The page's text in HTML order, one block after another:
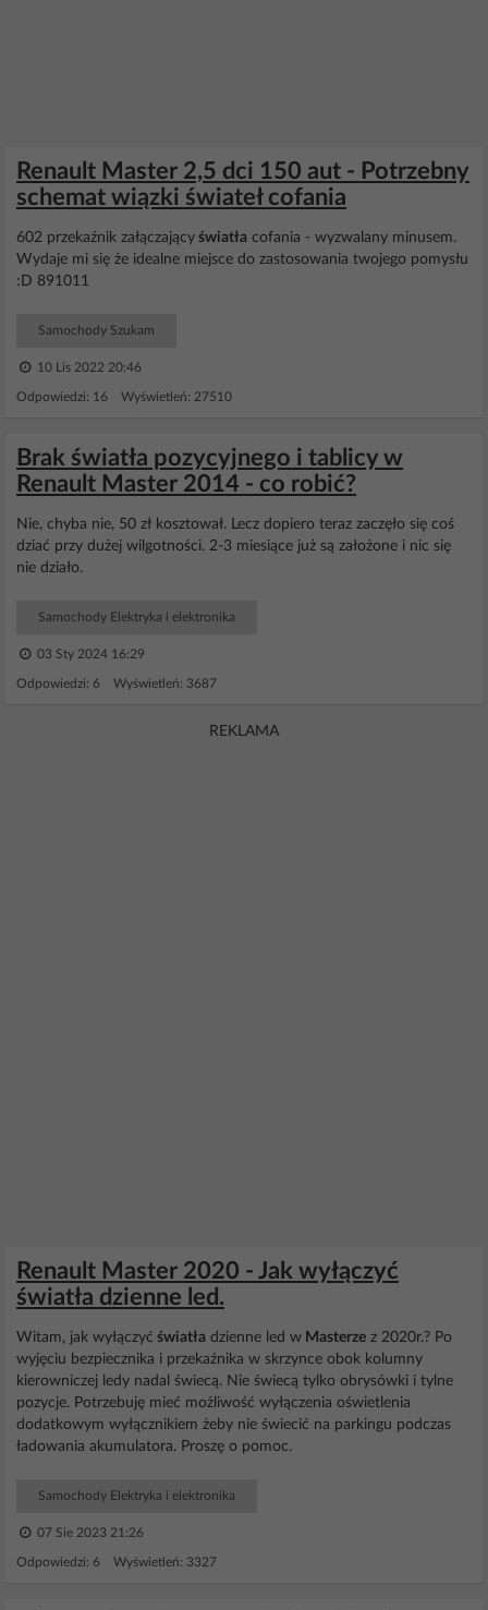
Renault Master 2,5 dci 150 aut - Potrzebny
schemat wiązki świateł cofania
602 przekaźnik załączający światła cofania - wyzwalany minusem.
Wydaje mi się że idealne miejsce do zastosowania twojego pomysłu
:D 891011
Samochody Szukam
10 Lis 2022 20:46
Odpowiedzi: 16 Wyświetleń: 27510
Brak światła pozycyjnego i tablicy w
Renault Master 2014 - co robić?
Nie, chyba nie, 50 zł kosztował. Lecz dopiero teraz zaczęło się coś
dziać przy dużej wilgotności. 2-3 miesiące już są założone i nic się
nie działo.
Samochody Elektryka i elektronika
03 Sty 2024 16:29
Odpowiedzi: 6 Wyświetleń: 3687
REKLAMA
Renault Master 2020 - Jak wyłączyć
światła dzienne led.
Witam, jak wyłączyć światła dzienne led w Masterze z 2020r.? Po
wyjęciu bezpiecznika i przekaźnika w skrzynce obok kolumny
kierowniczej ledy nadal świecą. Nie świecą tylko obrysówki i tylne
pozycje. Potrzebuję mieć możliwość wyłączenia oświetlenia
dodatkowym wyłącznikiem żeby nie świecić na parkingu podczas
ładowania akumulatora. Proszę o pomoc.
Samochody Elektryka i elektronika
07 Sie 2023 21:26
Odpowiedzi: 6 Wyświetleń: 3327